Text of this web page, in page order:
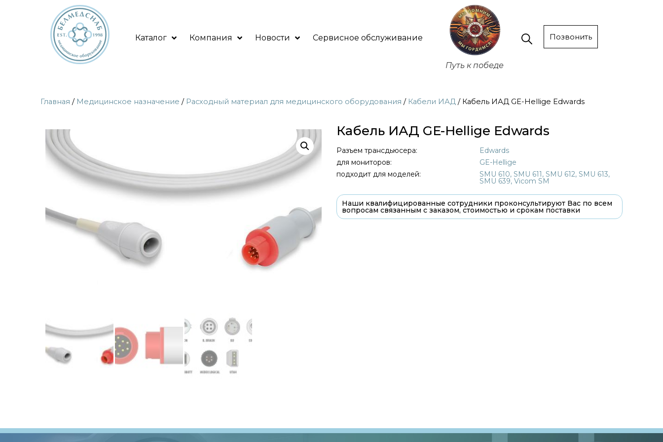
Каталог Компания Новости Сервисное обслуживание
Путь к победе
Позвонить
Главная / Медицинское назначение / Расходный материал для медицинского оборудования / Кабели ИАД / Кабель ИАД GE-Hellige Edwards
Кабель ИАД GE-Hellige Edwards
Разъем трансдьюсера:
Edwards
для мониторов:
GE-Hellige
подходит для моделей:
SMU 610, SMU 611, SMU 612, SMU 613,
SMU 639, Vicom SM
Наши квалифицированные сотрудники проконсультируют Вас по всем
вопросам связанным с заказом, стоимостью и срокам поставки